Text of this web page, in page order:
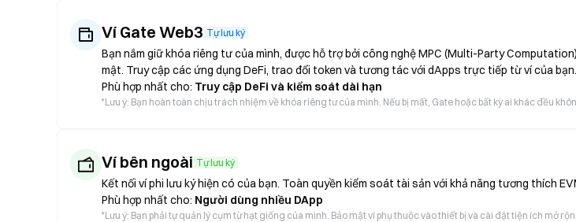
Ví Gate Web3 Tự lưu ký
Bạn nắm giữ khóa riêng tư của mình, được hỗ trợ bởi công nghệ MPC (Multi-Party
mật. Truy cập các ứng dụng DeFi, trao đổi token và tương tác với dApps trực tiếp từ ví của bạn.
Phù hợp nhất cho: Truy cập DeFi và kiểm soát dài hạn
*Lưu ý: Bạn hoàn toàn chịu trách nhiệm về khóa riêng tư của mình. Nếu bị mất, Gate hoặc bất kỳ ai khác đều
Ví bên ngoài Tự lưu ký
Kết nối ví phi lưu ký hiện có của bạn. Toàn quyền kiểm soát tài sản với khả năng tương thích
Phù hợp nhất cho: Người dùng nhiều DApp
*Lưu ý: Bạn phải tự quản lý cụm từ hạt giống của mình. Bảo mật ví phụ thuộc vào thiết bị và cài đặt tiện ích mở